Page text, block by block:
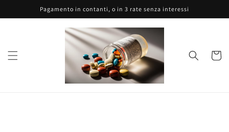
direttamente
ai contenuti
Pagamento in contanti, o in 3 rate senza interessi
Carrello